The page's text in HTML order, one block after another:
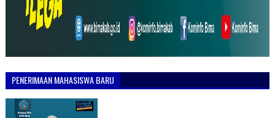
PENERIMAAN MAHASISWA BARU